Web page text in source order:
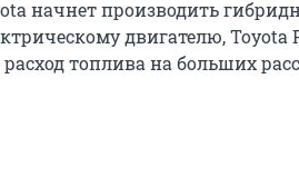
начнет производить
двигателю, Toyota
топлива на больших